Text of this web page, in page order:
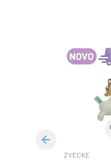
Kategorija
ZVECKE